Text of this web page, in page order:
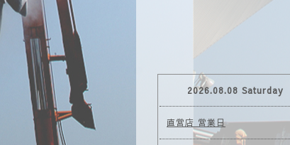
2026.08.08 Saturday
直営店 営業日